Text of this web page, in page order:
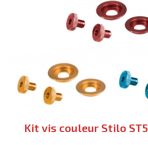
Kit vis couleur Stilo ST5